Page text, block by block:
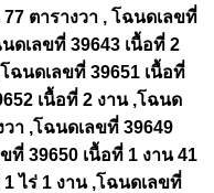
ตารางวา , โฉนดเลขที่
ดเลขที่ 39643 เนื้อที่ 2
ฉนดเลขที่ 39651 เนื้อที่
เนื้อที่ 2 งาน ,โฉนด
วา ,โฉนดเลขที่ 39649
ที่ 39650 เนื้อที่ 1 งาน 41
ไร่ 1 งาน ,โฉนดเลขที่